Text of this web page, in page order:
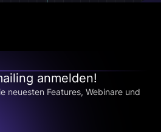
anmelden!
neuesten Features, Webinare und